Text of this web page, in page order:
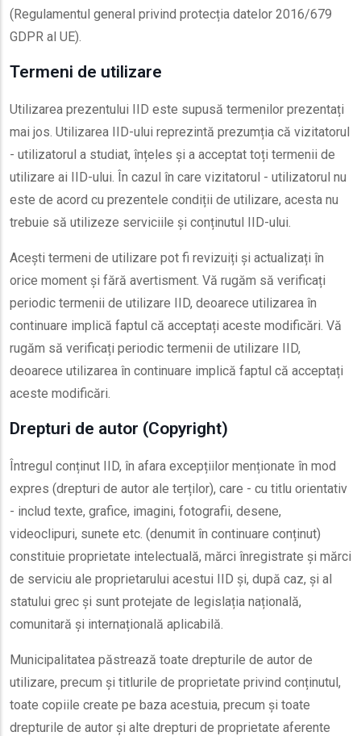
(Regulamentul general privind protecția datelor 2016/679
GDPR al UE).
Termeni de utilizare
Utilizarea prezentului IID este supusă termenilor prezentați
mai jos. Utilizarea IID-ului reprezintă prezumția că vizitatorul
- utilizatorul a studiat, înțeles și a acceptat toți termenii de
utilizare ai IID-ului. În cazul în care vizitatorul - utilizatorul nu
este de acord cu prezentele condiții de utilizare, acesta nu
trebuie să utilizeze serviciile și conținutul IID-ului.
Acești termeni de utilizare pot fi revizuiți și actualizați în
orice moment și fără avertisment. Vă rugăm să verificați
periodic termenii de utilizare IID, deoarece utilizarea în
continuare implică faptul că acceptați aceste modificări. Vă
rugăm să verificați periodic termenii de utilizare IID,
deoarece utilizarea în continuare implică faptul că acceptați
aceste modificări.
Drepturi de autor (Copyright)
Întregul conținut IID, în afara excepțiilor menționate în mod
expres (drepturi de autor ale terților), care - cu titlu orientativ
- includ texte, grafice, imagini, fotografii, desene,
videoclipuri, sunete etc. (denumit în continuare conținut)
constituie proprietate intelectuală, mărci înregistrate și mărci
de serviciu ale proprietarului acestui IID și, după caz, și al
statului grec și sunt protejate de legislația națională,
comunitară și internațională aplicabilă.
Municipalitatea păstrează toate drepturile de autor de
utilizare, precum și titlurile de proprietate privind conținutul,
toate copiile create pe baza acestuia, precum și toate
drepturile de autor și alte drepturi de proprietate aferente